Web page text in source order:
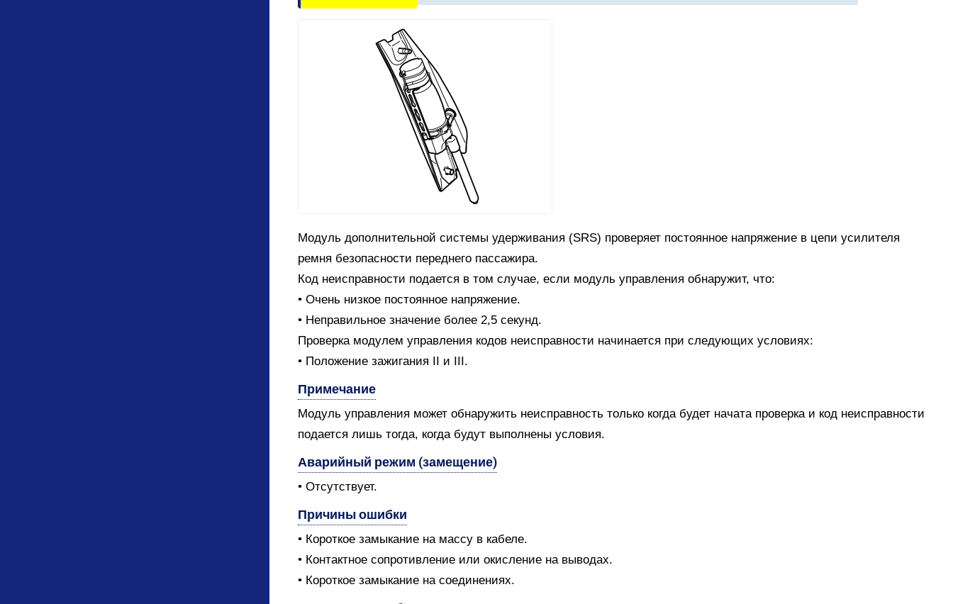
Модуль дополнительной системы удерживания (SRS) проверяет постоянное напряжение в цепи усилителя
ремня безопасности переднего пассажира.
Код неисправности подается в том случае, если модуль управления обнаружит, что:
• Очень низкое постоянное напряжение.
• Неправильное значение более 2,5 секунд.
Проверка модулем управления кодов неисправности начинается при следующих условиях:
• Положение зажигания II и III.
Примечание
Модуль управления может обнаружить неисправность только когда будет начата проверка и код неисправности
подается лишь тогда, когда будут выполнены условия.
Аварийный режим (замещение)
• Отсутствует.
Причины ошибки
• Короткое замыкание на массу в кабеле.
• Контактное сопротивление или окисление на выводах.
• Короткое замыкание на соединениях.